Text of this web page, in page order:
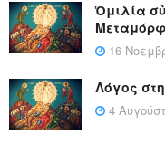
Ὁμιλία
16
Λόγος
4